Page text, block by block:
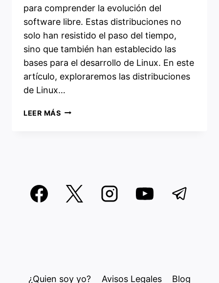
para comprender la evolución del
software libre. Estas distribuciones no
solo han resistido el paso del tiempo,
sino que también han establecido las
bases para el desarrollo de Linux. En este
artículo, exploraremos las distribuciones
de Linux…
LEER MÁSDISTRIBUCIONES
¿Quien soy yo? Avisos Legales Blog